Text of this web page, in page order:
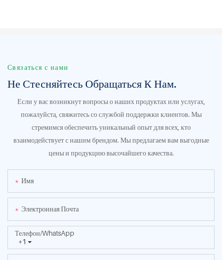
Связаться с нами
Не Стесняйтесь Обращаться К Нам.
Если у вас возникнут вопросы о наших продуктах или услугах,
пожалуйста, свяжитесь со службой поддержки клиентов. Мы
стремимся обеспечить уникальный опыт для всех, кто
взаимодействует с нашим брендом. Мы предлагаем вам выгодные
цены и продукцию высочайшего качества.
Имя
Электронная Почта
+1
Телефон/WhatsApp